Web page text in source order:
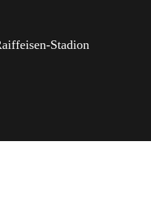
Stadion